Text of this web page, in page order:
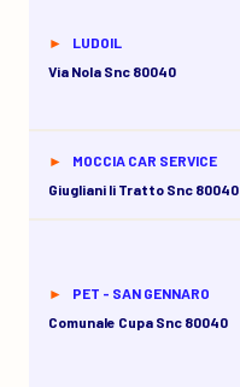
LUDOIL
Via Nola Snc 80040
MOCCIA CAR SERVICE
Giugliani Ii Tratto Snc 80040
PET - SAN GENNARO
Comunale Cupa Snc 80040